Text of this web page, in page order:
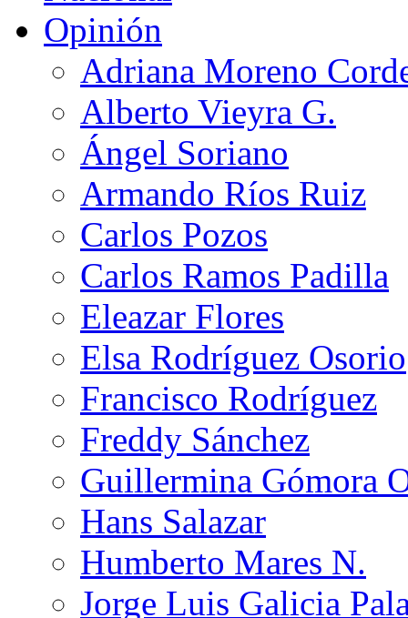
Opinión
Adriana Moreno
Alberto Vieyra G.
Ángel Soriano
Armando Ríos Ruiz
Carlos Pozos
Carlos Ramos Padilla
Eleazar Flores
Elsa Rodríguez Osorio
Francisco Rodríguez
Freddy Sánchez
Guillermina Gómora
Hans Salazar
Humberto Mares N.
Jorge Luis Galicia